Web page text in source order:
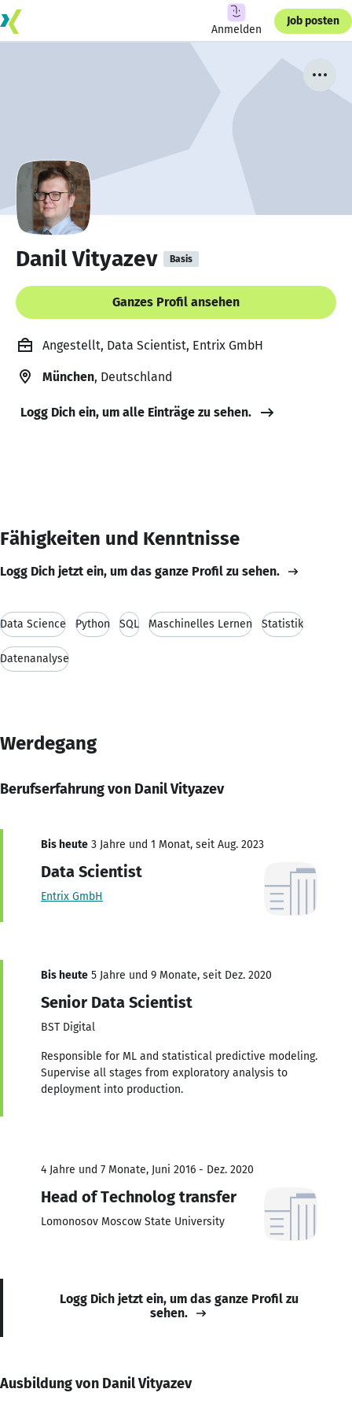
Anmelden
Job posten
Danil Vityazev Basis
Ganzes Profil ansehen
Angestellt, Data Scientist, Entrix GmbH
München, Deutschland
Logg Dich ein, um alle Einträge zu sehen.
Fähigkeiten und Kenntnisse
Logg Dich jetzt ein, um das ganze Profil zu sehen.
Data Science Python SQL Maschinelles Lernen Statistik
Datenanalyse
Werdegang
Berufserfahrung von Danil Vityazev
Bis heute 3 Jahre und 1 Monat, seit Aug. 2023
Data Scientist
Entrix GmbH
Bis heute 5 Jahre und 9 Monate, seit Dez. 2020
Senior Data Scientist
BST Digital
Responsible for ML and statistical predictive modeling.
Supervise all stages from exploratory analysis to
deployment into production.
4 Jahre und 7 Monate, Juni 2016 - Dez. 2020
Head of Technolog transfer
Lomonosov Moscow State University
Logg Dich jetzt ein, um das ganze Profil zu
sehen.
Ausbildung von Danil Vityazev